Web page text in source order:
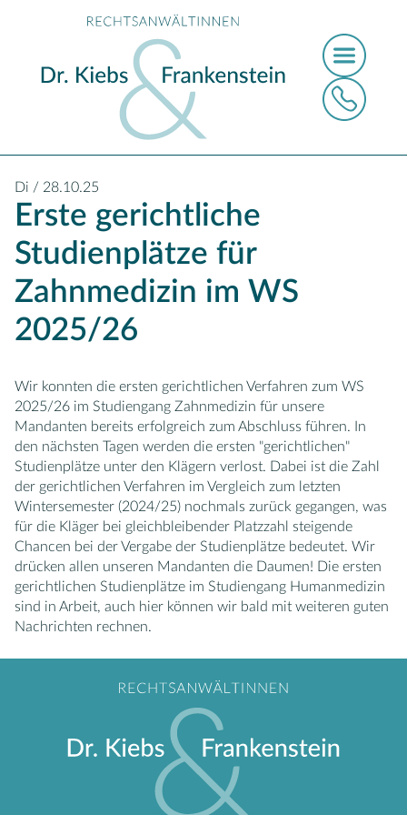
Di / 28.10.25
Erste gerichtliche
Studienplätze für
Zahnmedizin im WS
2025/26
Wir konnten die ersten gerichtlichen Verfahren zum WS
2025/26 im Studiengang Zahnmedizin für unsere
Mandanten bereits erfolgreich zum Abschluss führen. In
den nächsten Tagen werden die ersten "gerichtlichen"
Studienplätze unter den Klägern verlost. Dabei ist die Zahl
der gerichtlichen Verfahren im Vergleich zum letzten
Wintersemester (2024/25) nochmals zurück gegangen, was
für die Kläger bei gleichbleibender Platzzahl steigende
Chancen bei der Vergabe der Studienplätze bedeutet. Wir
drücken allen unseren Mandanten die Daumen! Die ersten
gerichtlichen Studienplätze im Studiengang Humanmedizin
sind in Arbeit, auch hier können wir bald mit weiteren guten
Nachrichten rechnen.